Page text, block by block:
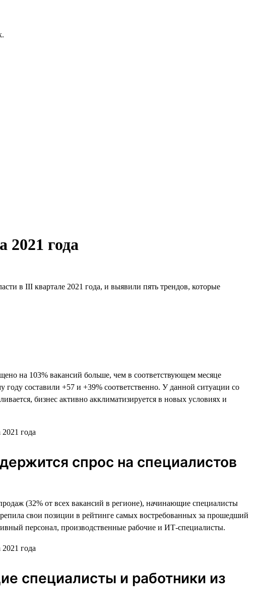
2021 года
в III квартале 2021 года, и выявили пять трендов, которые
на 103% вакансий больше, чем в соответствующем месяце
составили +57 и +39% соответственно. У данной ситуации со
бизнес активно акклиматизируется в новых условиях и
спрос на специалистов
(32% от всех вакансий в регионе), начинающие специалисты
свои позиции в рейтинге самых востребованных за прошедший
персонал, производственные рабочие и ИТ-специалисты.
специалисты и работники из